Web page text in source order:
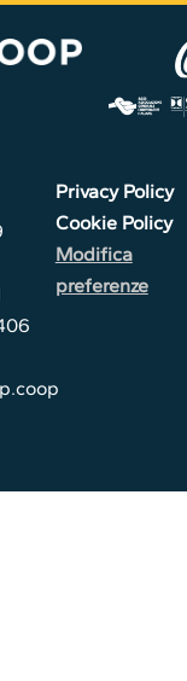
Privacy Policy
Cookie Policy
Modifica
preferenze